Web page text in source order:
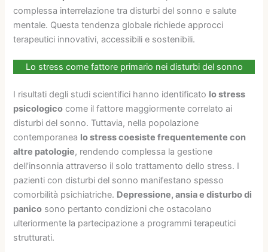
complessa interrelazione tra disturbi del sonno e salute
mentale. Questa tendenza globale richiede approcci
terapeutici innovativi, accessibili e sostenibili.
Lo stress come fattore primario nei disturbi del sonno
I risultati degli studi scientifici hanno identificato lo stress
psicologico come il fattore maggiormente correlato ai
disturbi del sonno. Tuttavia, nella popolazione
contemporanea lo stress coesiste frequentemente con
altre patologie, rendendo complessa la gestione
dell’insonnia attraverso il solo trattamento dello stress. I
pazienti con disturbi del sonno manifestano spesso
comorbilità psichiatriche. Depressione, ansia e disturbo di
panico sono pertanto condizioni che ostacolano
ulteriormente la partecipazione a programmi terapeutici
strutturati.